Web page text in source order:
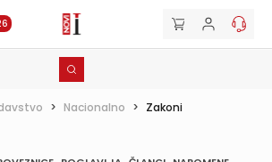
> Nacionalno > Zakoni